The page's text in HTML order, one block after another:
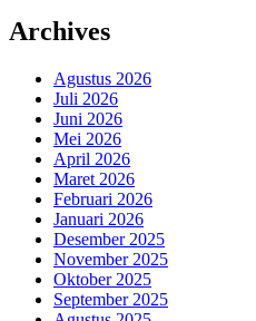
Archives
Agustus 2026
Juli 2026
Juni 2026
Mei 2026
April 2026
Maret 2026
Februari 2026
Januari 2026
Desember 2025
November 2025
Oktober 2025
September 2025